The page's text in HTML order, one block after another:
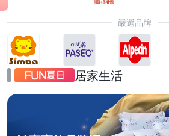
嚴選品牌
居家生活